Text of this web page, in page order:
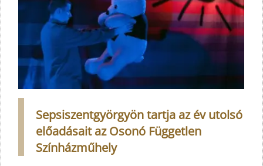
Sepsiszentgyörgyön tartja az év utolsó
előadásait az Osonó Független
Színházműhely